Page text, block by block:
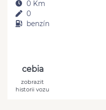
0 Km
0
benzín
cebia
zobrazit
historii vozu